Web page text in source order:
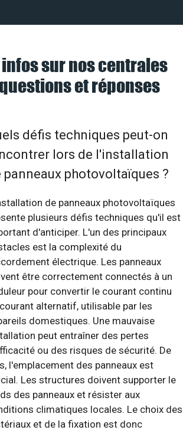
sur nos centrales
et réponses
défis techniques peut-on
lors de l'installation
panneaux photovoltaïques ?
de panneaux photovoltaïques
plusieurs défis techniques qu'il est
d'anticiper. L'un des principaux
est la complexité du
électrique. Les panneaux
être correctement connectés à un
pour convertir le courant continu
alternatif, utilisable par les
domestiques. Une mauvaise
peut entraîner des pertes
ou des risques de sécurité. De
l'emplacement des panneaux est
Les structures doivent supporter le
des panneaux et résister aux
climatiques locales. Le choix des
et de la fixation est donc